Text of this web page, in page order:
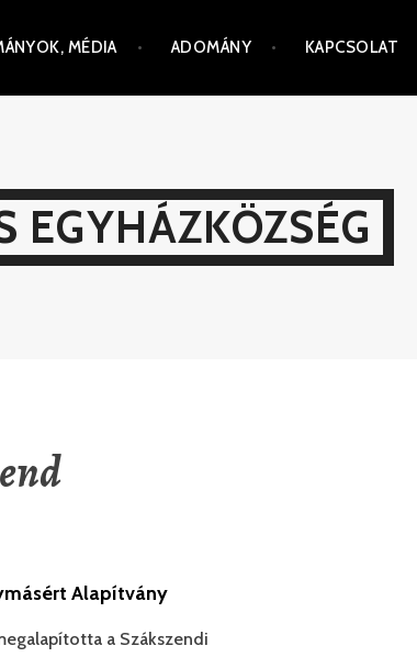
MÉDIA ADOMÁNY KAPCSOLAT
EGYHÁZKÖZSÉG
Alapítvány
a Szákszendi